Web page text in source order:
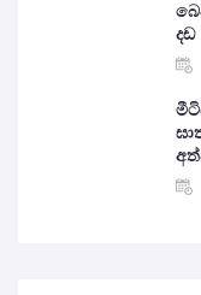
දඩ